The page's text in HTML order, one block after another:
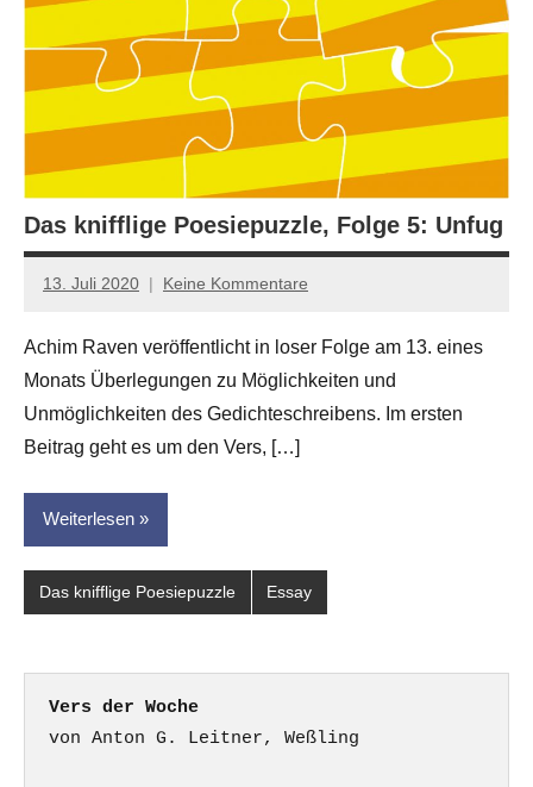
Das knifflige Poesiepuzzle, Folge 5: Unfug
13. Juli 2020
Anton
Leitner
Keine Kommentare
Achim Raven veröffentlicht in loser Folge am 13. eines
Monats Überlegungen zu Möglichkeiten und
Unmöglichkeiten des Gedichteschreibens. Im ersten
Beitrag geht es um den Vers, […]
Weiterlesen
Das knifflige Poesiepuzzle Essay
Vers der Woche